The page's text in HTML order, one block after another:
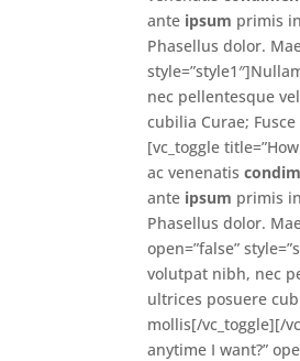
ante ipsum primis
Phasellus dolor.
nec pellentesque
cubilia Curae;
[vc_toggle
ac venenatis
ante ipsum primis
Phasellus dolor.
open=”false”
volutpat nibh, nec
ultrices posuere
mollis[/vc_toggle][/
anytime I want?”